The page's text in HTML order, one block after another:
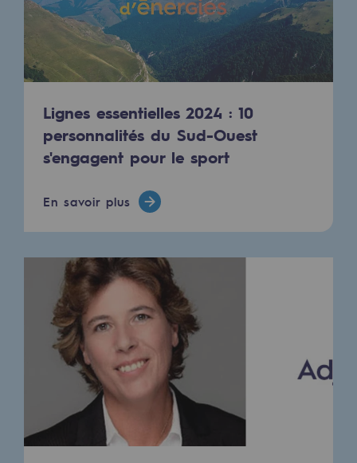
Décarbonation : une priorité
Limitation des émissions atmosphériques
Gestion de l'énergie
Préservation de la biodiversité
Gestion des impacts
Responsabilité sociale et territoriale
Responsabilité sociale et
Energiz Mouv
Le programme social et territorial de
Territorial
Territorial
Engagements auprès des territoires
Social
Lignes essentielles 2024 : 10
personnalités du Sud-Ouest
s'engagent pour le sport
En savoir plus